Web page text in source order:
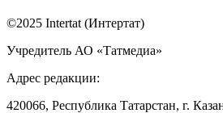
©2025 Intertat (Интертат)
Учредитель АО «Татмедиа»
Адрес редакции:
420066, Республика Татарстан, г.